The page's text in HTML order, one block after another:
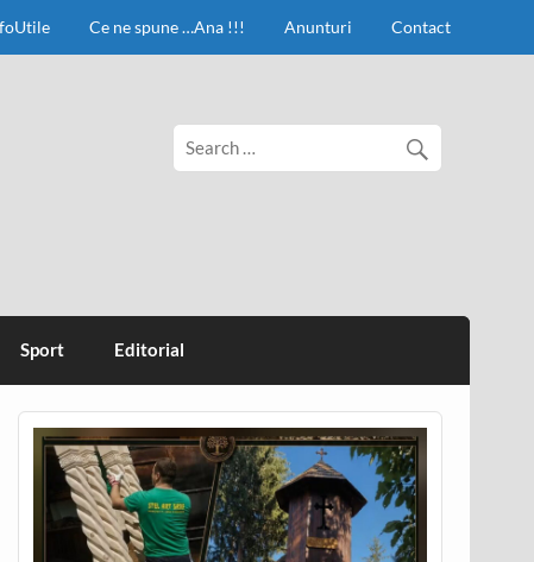
Ce ne spune …Ana !!! Anunturi Contact
Sport Editorial